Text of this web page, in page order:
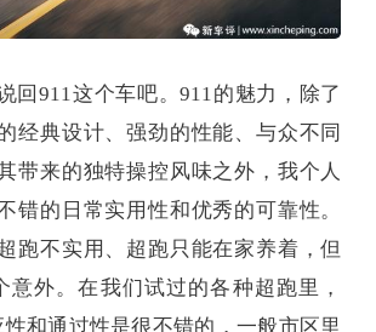
回911这个车吧。911的魅力，除了
经典设计、强劲的性能、与众不同
带来的独特操控风味之外，我个人
错的日常实用性和优秀的可靠性。
跑不实用、超跑只能在家养着，但
意外。在我们试过的各种超跑里，
和通过性是很不错的，一般市区里